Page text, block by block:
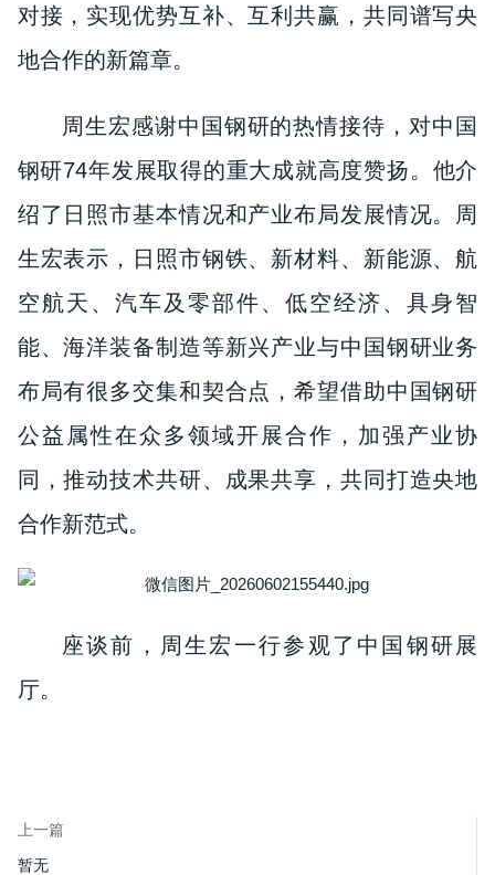
对接，实现优势互补、互利共赢，共同谱写央
地合作的新篇章。
周生宏感谢中国钢研的热情接待，对中国
钢研74年发展取得的重大成就高度赞扬。他介
绍了日照市基本情况和产业布局发展情况。周
生宏表示，日照市钢铁、新材料、新能源、航
空航天、汽车及零部件、低空经济、具身智
能、海洋装备制造等新兴产业与中国钢研业务
布局有很多交集和契合点，希望借助中国钢研
公益属性在众多领域开展合作，加强产业协
同，推动技术共研、成果共享，共同打造央地
合作新范式。
座谈前，周生宏一行参观了中国钢研展
厅。
上一篇
暂无